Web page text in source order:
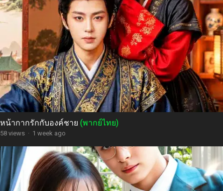
หน้ากากรักกับองค์ชาย (พากย์ไทย)
58 views · 1 week ago